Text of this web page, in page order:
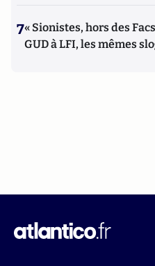
7« Sionistes, hors des
GUD à LFI, les mêmes